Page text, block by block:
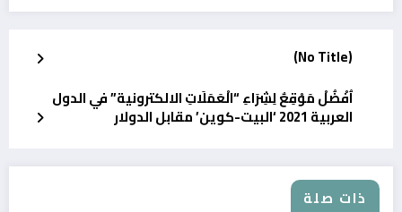
(No Title)
اُفْضُلْ مَوْقِعٌ لِشِرَاءِ “الْعَمَلَاتِ الالكترونية” في الدول
العربية 2021 ‘البيت-كوين’ مقابل الدولار
ذات صلة